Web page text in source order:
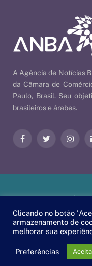
A Agência de Notícias
da Câmara de
Paulo, Brasil. Seu
brasileiros e árabes.
FacebookTwitter
Clicando no botão
armazenamento de
melhorar sua
Preferências